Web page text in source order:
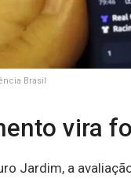
Brasil
vira
Jardim, a